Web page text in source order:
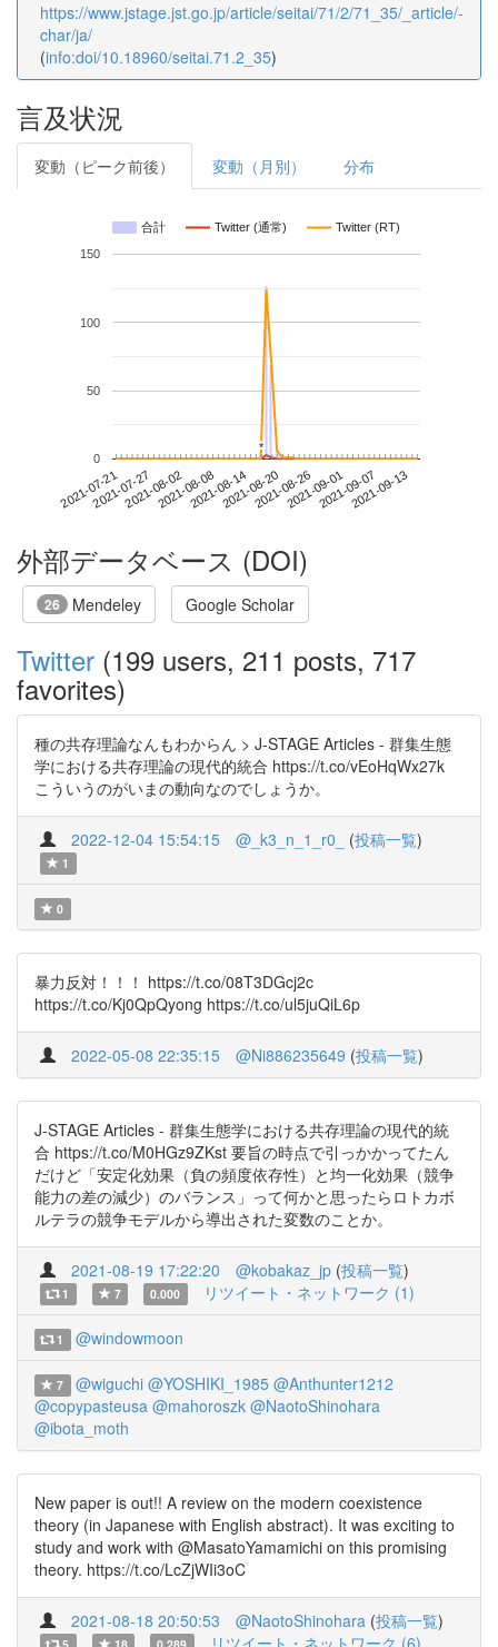
https://www.jstage.jst.go.jp/article/seitai/71/2/71_35/_article/-
char/ja/
(info:doi/10.18960/seitai.71.2_35)
言及状況
変動（ピーク前後） 変動（月別） 分布
合計 Twitter (通常) Twitter (RT)
2021-07-212021-07-272021-08-022021-08-082021-08-142021-08-202021-08-262021-09-012021-09-072021-09-13
0
50
100
150
**
外部データベース (DOI)
26 Mendeley Google Scholar
Twitter (199 users, 211 posts, 717
favorites)
種の共存理論なんもわからん > J-STAGE Articles - 群集生態
学における共存理論の現代的統合 https://t.co/vEoHqWx27k
こういうのがいまの動向なのでしょうか。
2022-12-04 15:54:15 @_k3_n_1_r0_ (投稿一覧)
1
0
暴力反対！！！ https://t.co/08T3DGcj2c
https://t.co/Kj0QpQyong https://t.co/ul5juQiL6p
2022-05-08 22:35:15 @Ni886235649 (投稿一覧)
J-STAGE Articles - 群集生態学における共存理論の現代的統
合 https://t.co/M0HGz9ZKst 要旨の時点で引っかかってたん
だけど「安定化効果（負の頻度依存性）と均一化効果（競争
能力の差の減少）のバランス」って何かと思ったらロトカボ
ルテラの競争モデルから導出された変数のことか。
2021-08-19 17:22:20 @kobakaz_jp (投稿一覧)
1 7 0.000 リツイート・ネットワーク (1)
1 @windowmoon
7 @wiguchi @YOSHIKI_1985 @Anthunter1212
@copypasteusa @mahoroszk @NaotoShinohara
@ibota_moth
New paper is out!! A review on the modern coexistence
theory (in Japanese with English abstract). It was exciting to
study and work with @MasatoYamamichi on this promising
theory. https://t.co/LcZjWIi3oC
2021-08-18 20:50:53 @NaotoShinohara (投稿一覧)
リツイート・ネットワーク (6)